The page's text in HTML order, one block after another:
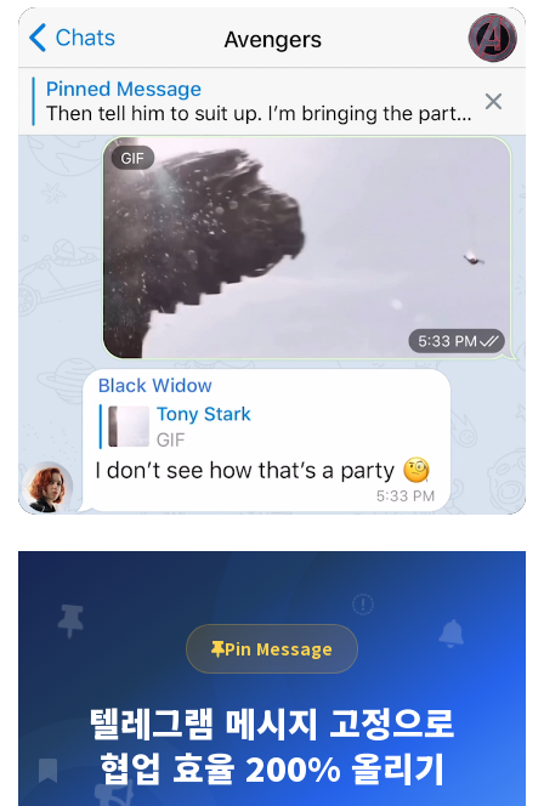
Pin Message
텔레그램 메시지 고정으로
협업 효율 200% 올리기